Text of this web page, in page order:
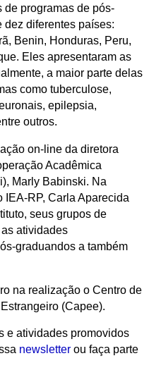
de programas de pós-
dez diferentes países:
Benin, Honduras, Peru,
Eles apresentaram as
a maior parte delas
como tuberculose,
epilepsia,
outros.
on-line da diretora
Acadêmica
Marly Babinski. Na
RP, Carla Aparecida
seus grupos de
atividades
graduandos a também
na realização o Centro de
(Capee).
e atividades promovidos
newsletterou faça parte